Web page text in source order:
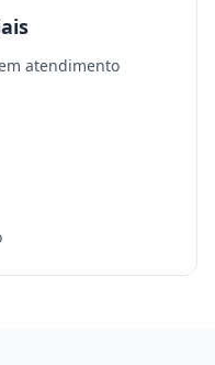
atendimento